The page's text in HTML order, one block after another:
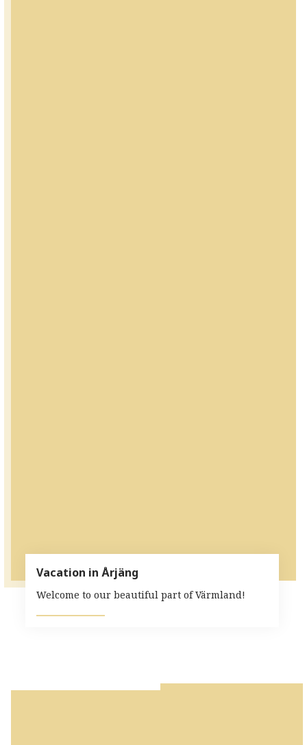
Vacation in Årjäng
Welcome to our beautiful part of Värmland!